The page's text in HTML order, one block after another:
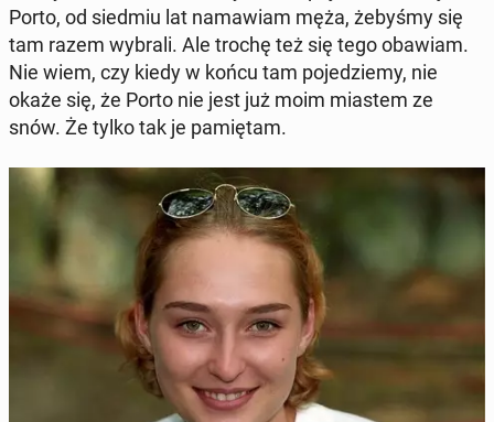
Porto, od siedmiu lat na­ma­wiam męża, żebyśmy się
tam razem wybrali. Ale trochę też się tego obawiam.
Nie wiem, czy kiedy w końcu tam po­je­dzie­my, nie
okaże się, że Porto nie jest już moim miastem ze
snów. Że tylko tak je pa­mię­tam.